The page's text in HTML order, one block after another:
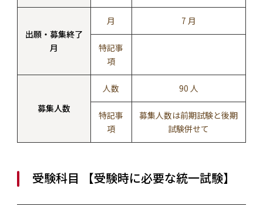
出願・募集終了
月
月 7 月
特記事
項
募集人数
人数 90 人
特記事
項
募集人数は前期試験と後期
試験併せて
受験科目 【受験時に必要な統一試験】